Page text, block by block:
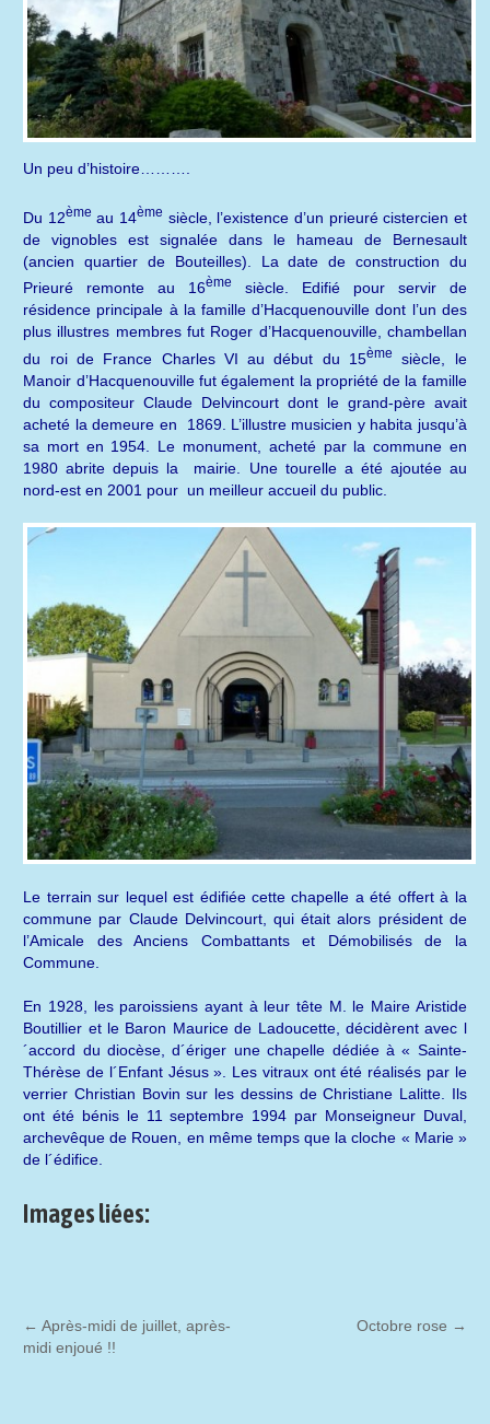
Un peu d’histoire……….
Du 12ème au 14ème siècle, l’existence d’un prieuré cistercien et
de vignobles est signalée dans le hameau de Bernesault
(ancien quartier de Bouteilles). La date de construction du
Prieuré remonte au 16ème
siècle. Edifié pour servir de
résidence principale à la famille d’Hacquenouville dont l’un des
plus illustres membres fut Roger d’Hacquenouville, chambellan
du roi de France Charles VI au début du 15ème
siècle, le
Manoir d’Hacquenouville fut également la propriété de la famille
du compositeur Claude Delvincourt dont le grand-père avait
acheté la demeure en 1869. L’illustre musicien y habita jusqu’à
sa mort en 1954. Le monument, acheté par la commune en
1980 abrite depuis la mairie. Une tourelle a été ajoutée au
nord-est en 2001 pour un meilleur accueil du public.
Le terrain sur lequel est édifiée cette chapelle a été offert à la
commune par Claude Delvincourt, qui était alors président de
l’Amicale des Anciens Combattants et Démobilisés de la
Commune.
En 1928, les paroissiens ayant à leur tête M. le Maire Aristide
Boutillier et le Baron Maurice de Ladoucette, décidèrent avec l
´accord du diocèse, d´ériger une chapelle dédiée à « Sainte-
Thérèse de l´Enfant Jésus ». Les vitraux ont été réalisés par le
verrier Christian Bovin sur les dessins de Christiane Lalitte. Ils
ont été bénis le 11 septembre 1994 par Monseigneur Duval,
archevêque de Rouen, en même temps que la cloche « Marie »
de l´édifice.
Images liées:
← Après-midi de juillet, après-
midi enjoué !!
Octobre rose →